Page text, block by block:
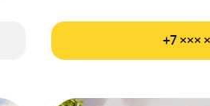
+7 ×××